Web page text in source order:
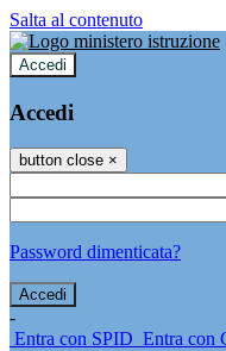
Salta al contenuto
Accedi
Accedi
button close ×
Password dimenticata?
-
Entra con SPID Entra con